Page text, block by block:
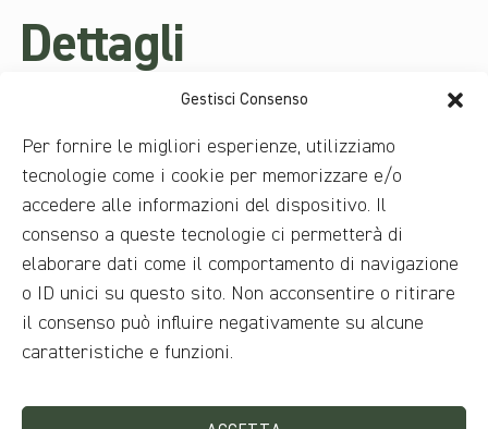
Gestisci Consenso
Per fornire le migliori esperienze, utilizziamo
tecnologie come i cookie per memorizzare e/o
accedere alle informazioni del dispositivo. Il
consenso a queste tecnologie ci permetterà di
elaborare dati come il comportamento di navigazione
o ID unici su questo sito. Non acconsentire o ritirare
il consenso può influire negativamente su alcune
caratteristiche e funzioni.
Dettagli
Accessibile a utenti su sedia a rotelle ,Bambini
, Gruppi
Stagione indicata
Tutte le stagioni
Durata / tempo di visita
Tipologia di tour